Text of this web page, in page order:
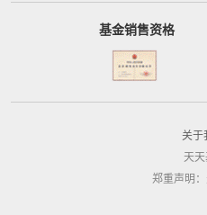
基金销售资格
关于
天
郑重声明：